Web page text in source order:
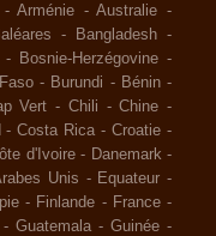
-Arménie -Australie -
- Bangladesh -
- Bosnie-Herzégovine -
- Burundi - Bénin -
Vert - Chili -Chine -
-Costa Rica -Croatie -
d'Ivoire - Danemark -
Unis - Equateur -
- Finlande - France -
- Guatemala - Guinée -